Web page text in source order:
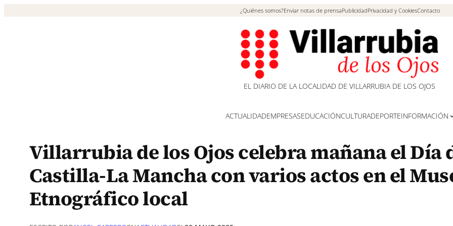
¿Quiénes somos?Enviar notas de prensaPublicidadPrivacidad y CookiesContacto
EL DIARIO DE LA LOCALIDAD DE VILLARRUBIA DE LOS OJOS
ACTUALIDADEMPRESASEDUCACIÓNCULTURADEPORTEINFORMACIÓN
Villarrubia de los Ojos celebra mañana el Día
Castilla-La Mancha con varios actos en el
Etnográfico local